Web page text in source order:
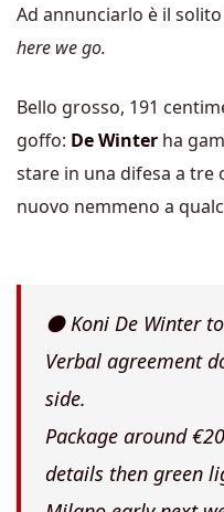
Ad annunciarlo è il
here we go.
Bello grosso, 191
goffo: De Winter ha
stare in una difesa a tre
nuovo nemmeno a
Verbal agreement
side.
Package around
details then green
Milano early next